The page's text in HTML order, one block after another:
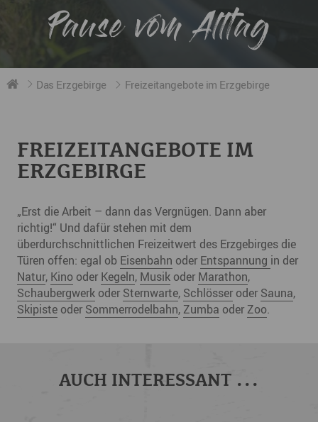
Pause vom Alltag
Das Erzgebirge Freizeitangebote im Erzgebirge
FREIZEITANGEBOTE IM
ERZGEBIRGE
„Erst die Arbeit – dann das Vergnügen. Dann aber
richtig!“ Und dafür stehen mit dem
überdurchschnittlichen Freizeitwert des Erzgebirges die
Türen offen: egal ob Eisenbahn oder Entspannung in der
Natur, Kino oder Kegeln, Musik oder Marathon,
Schaubergwerk oder Sternwarte, Schlösser oder Sauna,
Skipiste oder Sommerrodelbahn, Zumba oder Zoo.
AUCH INTERESSANT ...